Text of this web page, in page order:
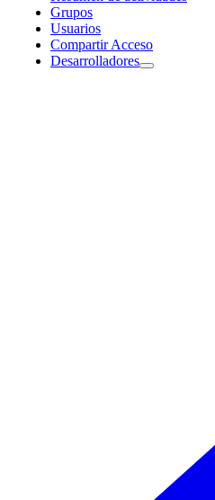
Grupos
Usuarios
Compartir Acceso
Desarrolladores